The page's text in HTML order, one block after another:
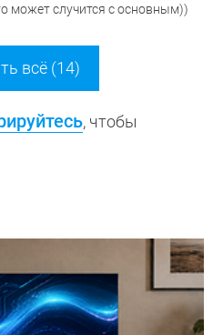
может случится с основным))
всё (14)
, чтобы